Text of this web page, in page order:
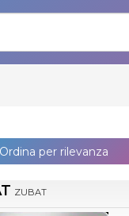
ZUBAT